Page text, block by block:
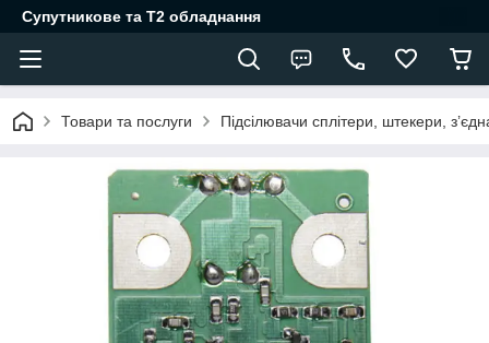
Супутникове та Т2 обладнання
Товари та послуги Підсілювачи сплітери, штекери,